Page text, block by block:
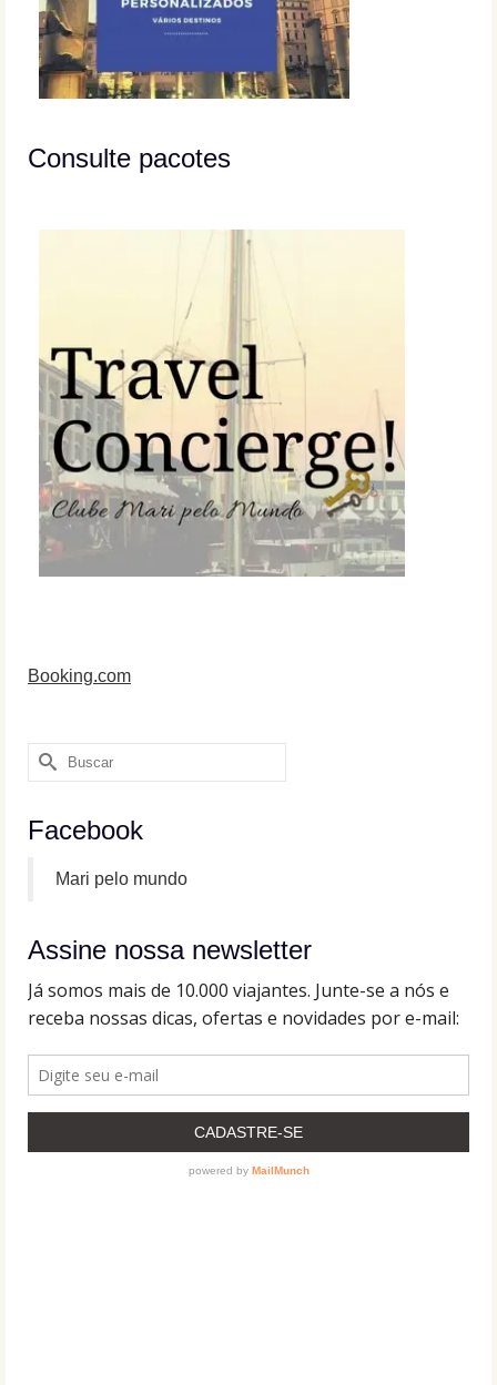
Consulte pacotes
Booking.com
Buscar
por:
Facebook
Mari pelo mundo
Assine nossa newsletter